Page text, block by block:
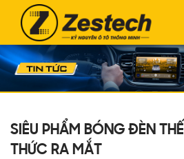
SIÊU PHẨM BÓNG ĐÈN
THỨC RA MẮT